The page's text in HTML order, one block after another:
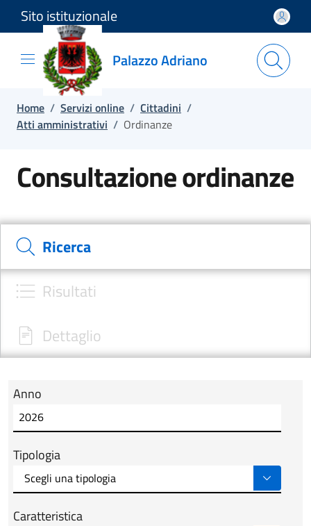
Salta e vai al contenuto
Salta e vai al footer
Sito istituzionale
Palazzo Adriano
Home / Servizi online / Cittadini /
Atti amministrativi / Ordinanze
Consultazione ordinanze
Cerca il documento e consulta il dettaglio
Ricerca
Risultati
Dettaglio
Modulo tab_ricerca_form
Anno
Tipologia
Caratteristica